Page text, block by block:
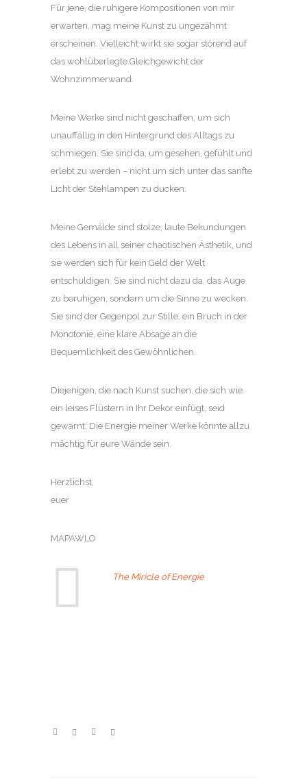
Für jene, die ruhigere Kompositionen von mir
erwarten, mag meine Kunst zu ungezähmt
erscheinen. Vielleicht wirkt sie sogar störend auf
das wohlüberlegte Gleichgewicht der
Wohnzimmerwand.
Meine Werke sind nicht geschaffen, um sich
unauffällig in den Hintergrund des Alltags zu
schmiegen. Sie sind da, um gesehen, gefühlt und
erlebt zu werden – nicht um sich unter das sanfte
Licht der Stehlampen zu ducken.
Meine Gemälde sind stolze, laute Bekundungen
des Lebens in all seiner chaotischen Ästhetik, und
sie werden sich für kein Geld der Welt
entschuldigen. Sie sind nicht dazu da, das Auge
zu beruhigen, sondern um die Sinne zu wecken.
Sie sind der Gegenpol zur Stille, ein Bruch in der
Monotonie, eine klare Absage an die
Bequemlichkeit des Gewöhnlichen.
Diejenigen, die nach Kunst suchen, die sich wie
ein leises Flüstern in Ihr Dekor einfügt, seid
gewarnt: Die Energie meiner Werke könnte allzu
mächtig für eure Wände sein.
Herzlichst,
euer
MAPAWLO
The Miricle of Energie